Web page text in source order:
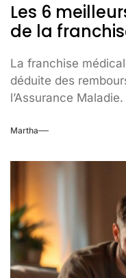
Les 6
de la
La franchise
déduite des
l’Assurance
Martha